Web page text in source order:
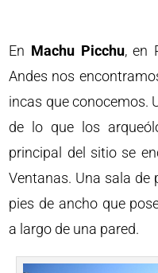
En Machu Picchu, en
Andes nos
incas que conocemos.
de lo que los
principal del sitio se
Ventanas. Una sala de
pies de ancho que
a largo de una pared.